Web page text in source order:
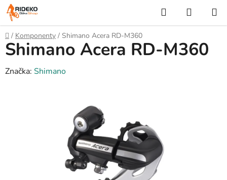
Přejít
na
obsah
Hledat
KOŠÍK
Domů
/ Komponenty / Shimano Acera RD-M360
Shimano Acera RD-M360
Značka: Shimano